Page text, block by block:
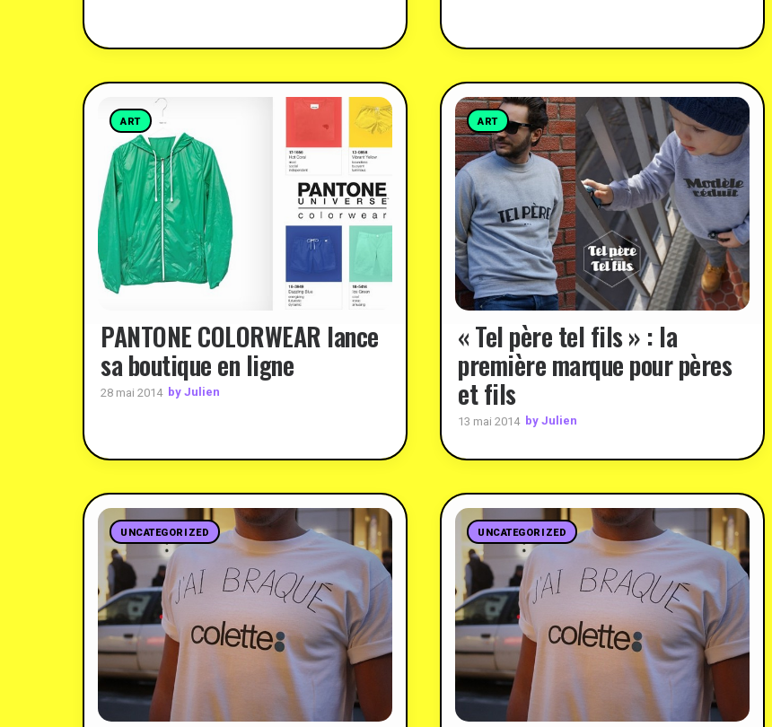
ART
PANTONE COLORWEAR lance
sa boutique en ligne
28 mai 2014 by Julien
ART
« Tel père tel fils » : la
première marque pour pères
et fils
13 mai 2014 by Julien
UNCATEGORIZED UNCATEGORIZED